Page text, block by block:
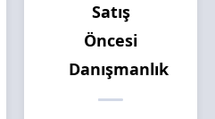
Satış
Öncesi
Danışmanlık